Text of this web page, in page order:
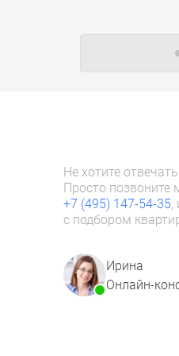
Следующие -
Не хотите
Просто позвоните
+7 (495) 147-54-35,
с подбором
Ирина
Онлайн-